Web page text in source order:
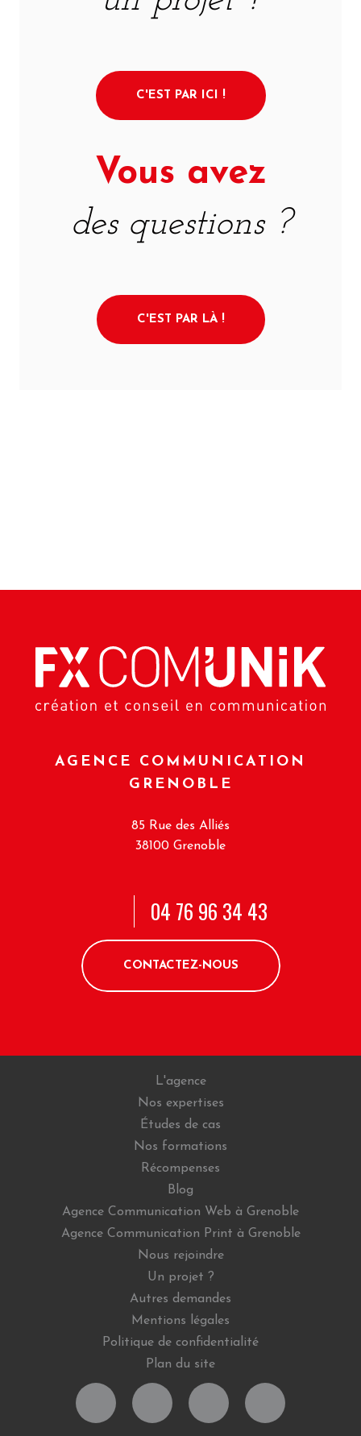
C'EST PAR ICI !
Vous avez
des questions ?
C'EST PAR LÀ !
AGENCE COMMUNICATION
GRENOBLE
85 Rue des Alliés
38100 Grenoble
04 76 96 34 43
CONTACTEZ-NOUS
L'agence
Nos expertises
Études de cas
Nos formations
Récompenses
Blog
Agence Communication Web à Grenoble
Agence Communication Print à Grenoble
Nous rejoindre
Un projet ?
Autres demandes
Mentions légales
Politique de confidentialité
Plan du site